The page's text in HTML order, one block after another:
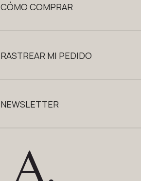
CÓMO COMPRAR
RASTREAR MI PEDIDO
NEWSLETTER